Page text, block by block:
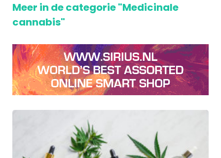
Meer in de categorie "Medicinale
cannabis"